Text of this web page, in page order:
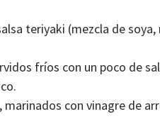
teriyaki (mezcla de soya,
fríos con un poco de
con vinagre de